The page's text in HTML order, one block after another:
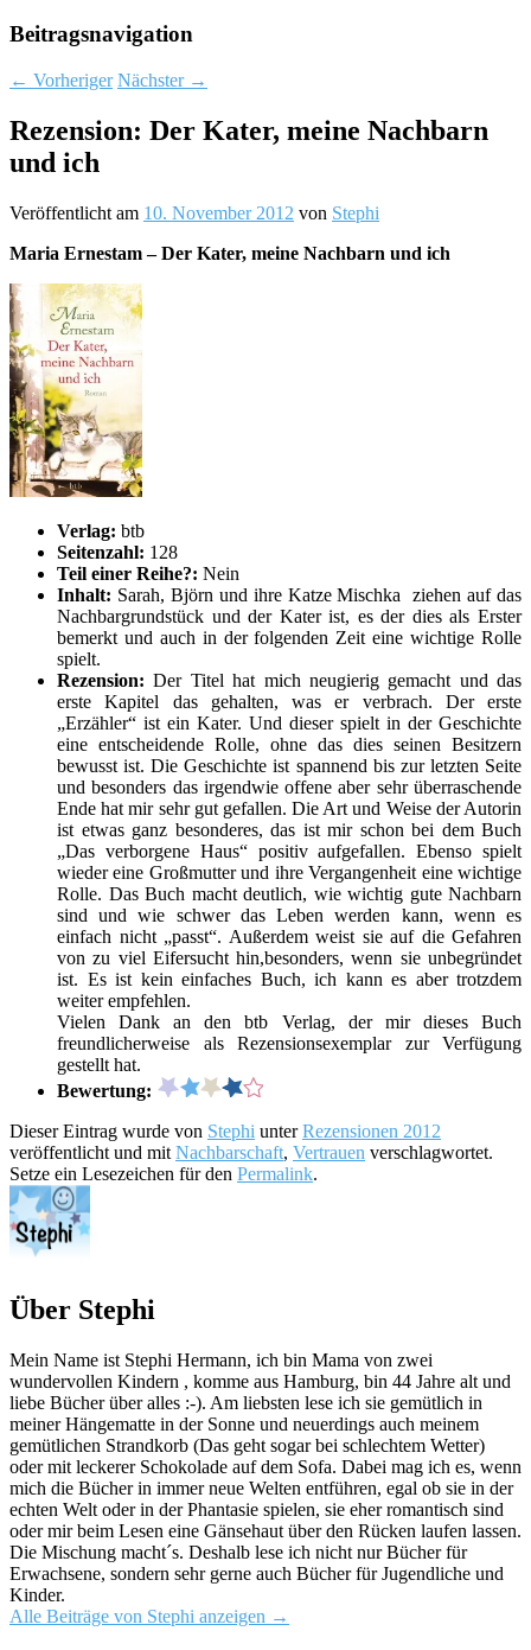
Beitragsnavigation
← Vorheriger Nächster →
Rezension: Der Kater, meine Nachbarn
und ich
Veröffentlicht am 10. November 2012 von Stephi
Maria Ernestam – Der Kater, meine Nachbarn und ich
Verlag: btb
Seitenzahl: 128
Teil einer Reihe?: Nein
Inhalt: Sarah, Björn und ihre Katze Mischka ziehen auf das
Nachbargrundstück und der Kater ist, es der dies als Erster
bemerkt und auch in der folgenden Zeit eine wichtige Rolle
spielt.
Rezension:Der Titel hat mich neugierig gemacht und das
erste Kapitel das gehalten, was er verbrach. Der erste
„Erzähler“ ist ein Kater. Und dieser spielt in der Geschichte
eine entscheidende Rolle, ohne das dies seinen Besitzern
bewusst ist. Die Geschichte ist spannend bis zur letzten Seite
und besonders das irgendwie offene aber sehr überraschende
Ende hat mir sehr gut gefallen. Die Art und Weise der Autorin
ist etwas ganz besonderes, das ist mir schon bei dem Buch
„Das verborgene Haus“ positiv aufgefallen. Ebenso spielt
wieder eine Großmutter und ihre Vergangenheit eine wichtige
Rolle. Das Buch macht deutlich, wie wichtig gute Nachbarn
sind und wie schwer das Leben werden kann, wenn es
einfach nicht „passt“. Außerdem weist sie auf die Gefahren
von zu viel Eifersucht hin,besonders, wenn sie unbegründet
ist. Es ist kein einfaches Buch, ich kann es aber trotzdem
weiter empfehlen.
Vielen Dank an den btb Verlag, der mir dieses Buch
freundlicherweise als Rezensionsexemplar zur Verfügung
gestellt hat.
Bewertung:
Dieser Eintrag wurde von Stephi unterRezensionen 2012
veröffentlicht und mit Nachbarschaft, Vertrauen verschlagwortet.
Setze ein Lesezeichen für den Permalink.
Über Stephi
Mein Name ist Stephi Hermann, ich bin Mama von zwei
wundervollen Kindern , komme aus Hamburg, bin 44 Jahre alt und
liebe Bücher über alles :-). Am liebsten lese ich sie gemütlich in
meiner Hängematte in der Sonne und neuerdings auch meinem
gemütlichen Strandkorb (Das geht sogar bei schlechtem Wetter)
oder mit leckerer Schokolade auf dem Sofa. Dabei mag ich es, wenn
mich die Bücher in immer neue Welten entführen, egal ob sie in der
echten Welt oder in der Phantasie spielen, sie eher romantisch sind
oder mir beim Lesen eine Gänsehaut über den Rücken laufen lassen.
Die Mischung macht´s. Deshalb lese ich nicht nur Bücher für
Erwachsene, sondern sehr gerne auch Bücher für Jugendliche und
Kinder.
Alle Beiträge von Stephi anzeigen →